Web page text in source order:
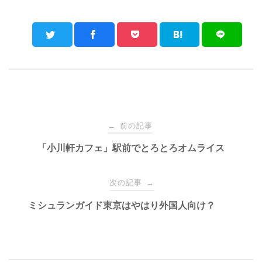
navigation
← 前の記事
「小川軒カフェ」駅前でとろとろオムライス
次の記事 →
ミシュランガイド東京はやはり外国人向け？